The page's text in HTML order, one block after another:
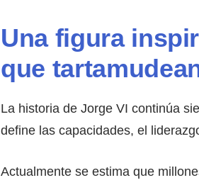
Una figura
que
La historia de Jorge VI continúa
define las capacidades, el
Actualmente se estima que